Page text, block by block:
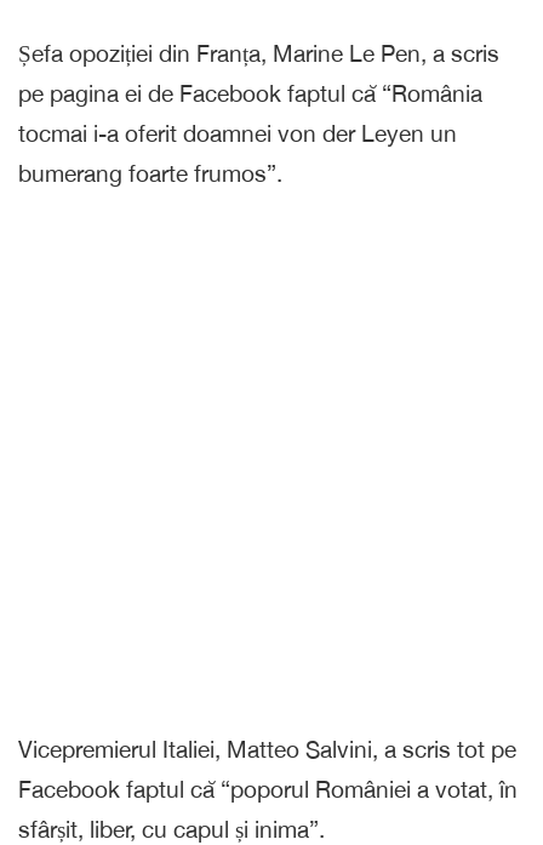
Șefa opoziției din Franța, Marine Le Pen, a scris
pe pagina ei de Facebook faptul că “România
tocmai i-a oferit doamnei von der Leyen un
bumerang foarte frumos”.
Vicepremierul Italiei, Matteo Salvini, a scris tot pe
Facebook faptul că “poporul României a votat, în
sfârșit, liber, cu capul și inima”.